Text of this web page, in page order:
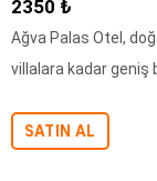
İndirimli Fiyat
2350 ₺
Ağva Palas Otel,
villalara kadar geniş
SATIN AL